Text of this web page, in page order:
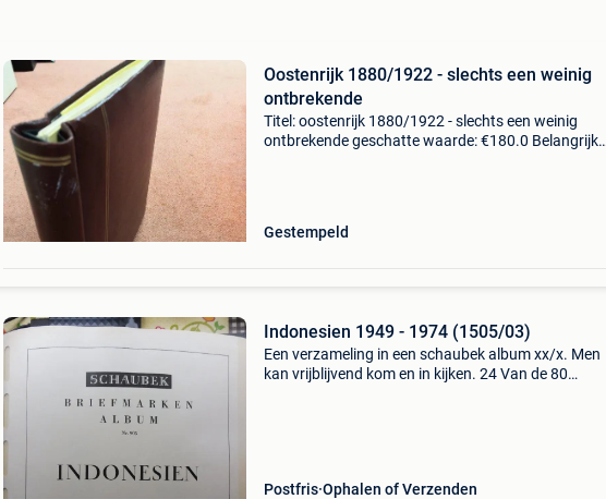
Oostenrijk 1880/1922 - slechts een weinig
ontbrekende
Titel: oostenrijk 1880/1922 - slechts een weinig
ontbrekende geschatte waarde: €180.0 Belangrijk:
Gestempeld
Indonesien 1949 - 1974 (1505/03)
Een verzameling in een schaubek album xx/x. Men
kan vrijblijvend kom en in kijken. 24 Van de 80
Postfris Ophalen of Verzenden